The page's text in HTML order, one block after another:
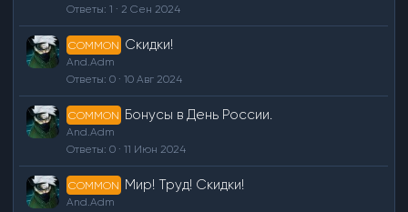
Ответы 1 2 Сен 2024
COMMON Скидки!
And.Adm
Ответы 0 10 Авг 2024
COMMON Бонусы в День России.
And.Adm
Ответы 0 11 Июн 2024
COMMON Мир! Труд! Скидки!
And.Adm